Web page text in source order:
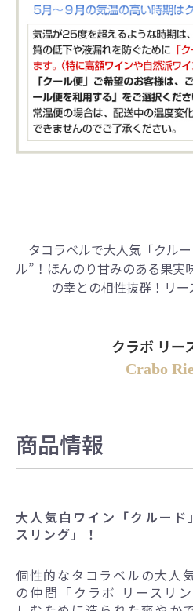
タコラベルで大人気「クル
ル”！ ほんのり甘みのある果実
の幸との相性抜群！リー
クラボ リー
Crabo
商品情報
大人気白ワイン「クルー
スリング」！
個性的なタコラベルの大人
の仲間「クラボ リースリ